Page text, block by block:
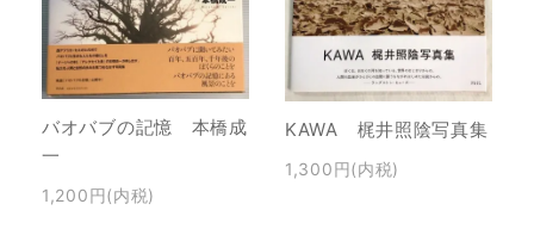
バオバブの記憶 本橋成
一
1,200円(内税)
KAWA 梶井照陰写真集
1,300円(内税)